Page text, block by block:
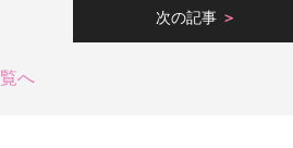
次の記事
へ